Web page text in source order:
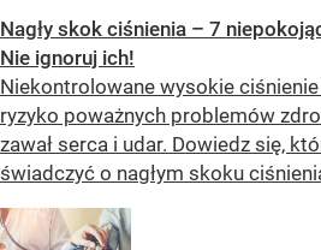
Nagły skok ciśnienia – 7
Nie ignoruj ich!
Niekontrolowane wysokie
ryzyko poważnych problemów
zawał serca i udar. Dowiedz się,
świadczyć o nagłym skoku